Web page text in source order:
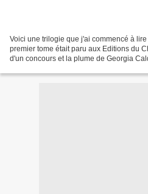
Voici une trilogie que j'ai commencé à
premier tome était paru aux Editions du
d'un concours et la plume de Georgia